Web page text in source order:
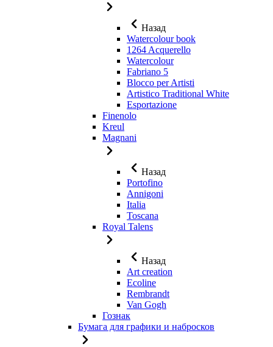
Назад
Watercolour book
1264 Acquerello
Watercolour
Fabriano 5
Blocco per Artisti
Artistico Traditional White
Esportazione
Finenolo
Kreul
Magnani
Назад
Portofino
Annigoni
Italia
Toscana
Royal Talens
Назад
Art creation
Ecoline
Rembrandt
Van Gogh
Гознак
Бумага для графики и набросков